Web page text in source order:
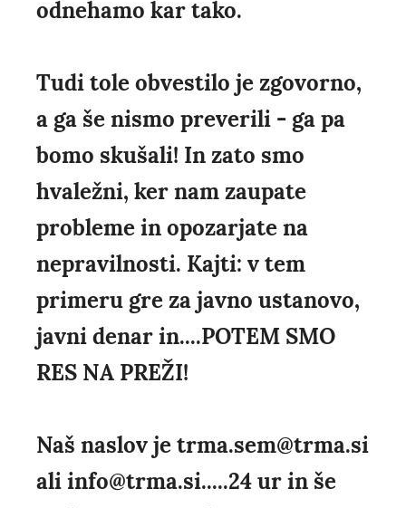
odnehamo kar tako.
Tudi tole obvestilo je zgovorno,
a ga še nismo preverili - ga pa
bomo skušali! In zato smo
hvaležni, ker nam zaupate
probleme in opozarjate na
nepravilnosti. Kajti: v tem
primeru gre za javno ustanovo,
javni denar in....POTEM SMO
RES NA PREŽI!
Naš naslov je trma.sem@trma.si
ali info@trma.si.....24 ur in še